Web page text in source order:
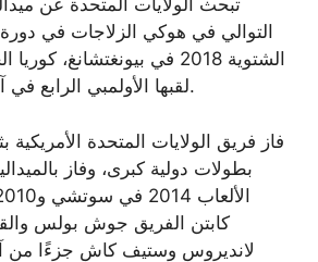
تبحث الولايات المتحدة عن
التوالي في هوكي الزلاجات في دورة
الشتوية 2018 في بيونغتشانغ،
لقبها الأولمبي الرابع في آخر خمس مباريات.
فاز فريق الولايات المتحدة
بطولات دولية كبرى، وفاز
كابتن الفريق جوش بولس
لانديروس وستيف كاش جزءًا من